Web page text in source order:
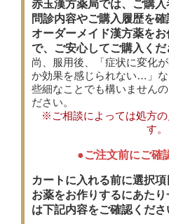
赤玉漢方薬局では、ご購
問診内容やご購入履歴を確
オーダーメイド漢方薬を
で、ご安心してご購入くだ
尚、服用後、「症状に変化
か効果を感じられない…」な
些細なことでも構いません
ださい。
※ご相談によっては処方
す。
●ご注文前にご確
カートに入れる前に選択項
お薬をお作りするにあた
は下記内容をご確認くださ